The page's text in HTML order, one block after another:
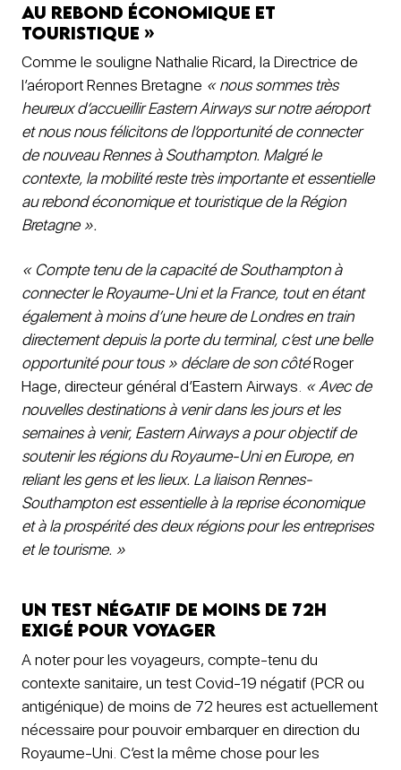
au rebond économique et
touristique »
Comme le souligne Nathalie Ricard, la Directrice de
l’aéroport Rennes Bretagne « nous sommes très
heureux d’accueillir Eastern Airways sur notre aéroport
et nous nous félicitons de l’opportunité de connecter
de nouveau Rennes à Southampton. Malgré le
contexte, la mobilité reste très importante et essentielle
au rebond économique et touristique de la Région
Bretagne ».
« Compte tenu de la capacité de Southampton à
connecter le Royaume-Uni et la France, tout en étant
également à moins d’une heure de Londres en train
directement depuis la porte du terminal, c’est une belle
opportunité pour tous » déclare de son côtéRoger
Hage, directeur général d’Eastern Airways. « Avec de
nouvelles destinations à venir dans les jours et les
semaines à venir, Eastern Airways a pour objectif de
soutenir les régions du Royaume-Uni en Europe, en
reliant les gens et les lieux. La liaison Rennes-
Southampton est essentielle à la reprise économique
et à la prospérité des deux régions pour les entreprises
et le tourisme. »
Un test négatif de moins de 72h
exigé pour voyager
A noter pour les voyageurs, compte-tenu du
contexte sanitaire, un test Covid-19 négatif (PCR ou
antigénique) de moins de 72 heures est actuellement
nécessaire pour pouvoir embarquer en direction du
Royaume-Uni. C’est la même chose pour les